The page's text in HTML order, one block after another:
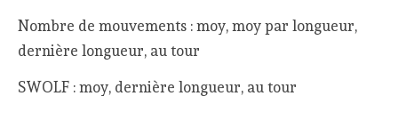
Nombre de mouvements : moy, moy par longueur,
dernière longueur, au tour
SWOLF : moy, dernière longueur, au tour